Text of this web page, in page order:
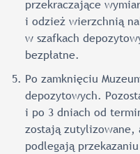
przekraczające
i odzież wierzchnią
w szafkach
bezpłatne.
Po zamknięciu
depozytowych.
i po 3 dniach od
zostają zutylizowane,
podlegają